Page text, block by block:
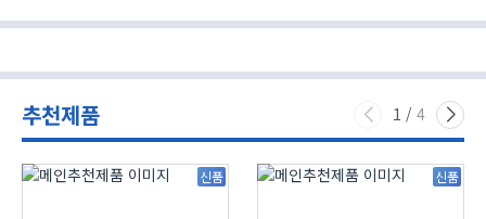
추천제품 1 / 4
신품 신품